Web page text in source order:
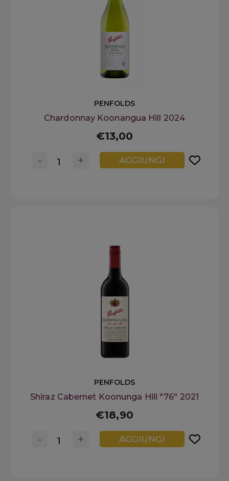
PENFOLDS
Chardonnay Koonangua Hill 2024
€13,00
+
- AGGIUNGI
PENFOLDS
Shiraz Cabernet Koonunga Hill "76" 2021
€18,90
+
- AGGIUNGI